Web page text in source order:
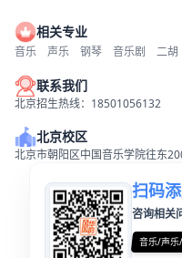
相关专业
音乐 声乐 钢琴 音乐剧 二胡
联系我们
北京招生热线：18501056132
北京校区
北京市朝阳区中国音乐学院往东
扫码
咨询相关
音乐/声